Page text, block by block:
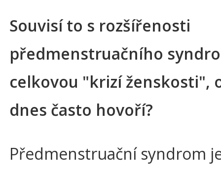
Souvisí to s rozšířenosti
předmenstruačního
celkovou "krizí ženskosti",
dnes často hovoří?
Předmenstruační syndrom